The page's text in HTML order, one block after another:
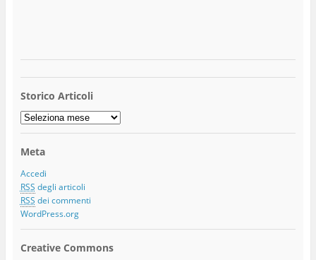
Storico Articoli
Storico
Articoli
Meta
Accedi
RSS degli articoli
RSS dei commenti
WordPress.org
Creative Commons